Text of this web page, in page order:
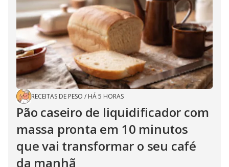
RECEITAS DE PESO / HÁ 5 HORAS
Pão caseiro de liquidificador com
massa pronta em 10 minutos
que vai transformar o seu café
da manhã